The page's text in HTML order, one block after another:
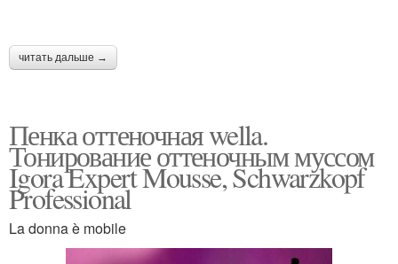
читать дальше →
Пенка оттеночная wella.
Тонирование оттеночным муссом
Igora Expert Mousse, Schwarzkopf
Professional
La donna è mobile